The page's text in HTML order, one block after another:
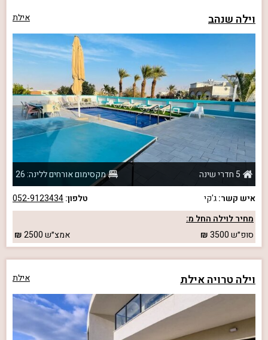
וילה שנהב אילת
5 חדרי שינה
מקסימום אורחים ללינה: 26
איש קשר:ג'קי טלפון:052-9123434
מחיר לוילה החל מ:
סופ״ש3500 אמצ״ש2500
וילה טרויה אילת אילת